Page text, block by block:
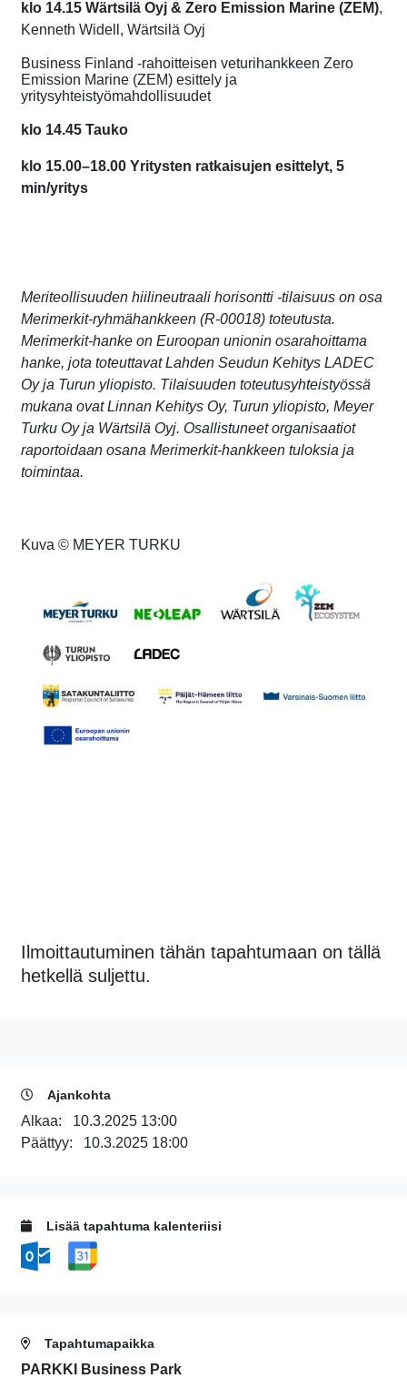
klo 14.15 Wärtsilä Oyj & Zero Emission Marine (ZEM),
Kenneth Widell, Wärtsilä Oyj
Business Finland -rahoitteisen veturihankkeen Zero
Emission Marine (ZEM) esittely ja
yritysyhteistyömahdollisuudet
klo 14.45 Tauko
klo 15.00–18.00 Yritysten ratkaisujen esittelyt, 5
min/yritys
Meriteollisuuden hiilineutraali horisontti -tilaisuus on osa
Merimerkit-ryhmähankkeen (R-00018) toteutusta.
Merimerkit-hanke on Euroopan unionin osarahoittama
hanke, jota toteuttavat Lahden Seudun Kehitys LADEC
Oy ja Turun yliopisto. Tilaisuuden toteutusyhteistyössä
mukana ovat Linnan Kehitys Oy, Turun yliopisto, Meyer
Turku Oy ja Wärtsilä Oyj. Osallistuneet organisaatiot
raportoidaan osana Merimerkit-hankkeen tuloksia ja
toimintaa.
Kuva © MEYER TURKU
Ilmoittautuminen tähän tapahtumaan on tällä
hetkellä suljettu.
Ajankohta
Alkaa: 10.3.2025 13:00
Päättyy: 10.3.2025 18:00
Lisää tapahtuma kalenteriisi
Tapahtumapaikka
PARKKI Business Park